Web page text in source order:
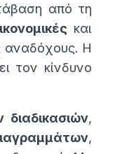
από τη
και
αναδόχους. Η
τον κίνδυνο
,
,